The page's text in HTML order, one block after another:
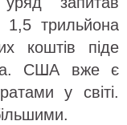
1,5 трильйона
коштів піде
США вже є
у світі.